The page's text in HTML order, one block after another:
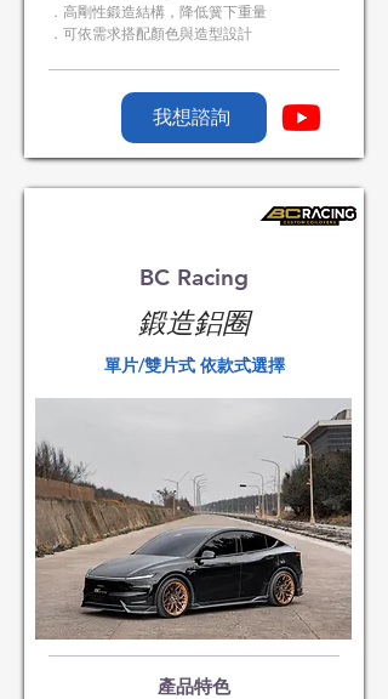
．高剛性鍛造結構，降低簧下重量
．可依需求搭配顏色與造型設計
我想諮詢
BC Racing
​鍛造鋁圈
單片/雙片式 依款式選擇
​產品特色